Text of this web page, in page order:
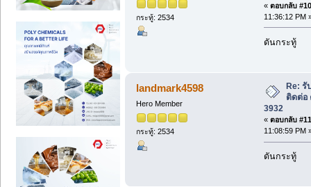
กระทู้: 2534
« ตอบกลับ
11:36:12 PM
ดันกระทู้
landmark4598
Hero Member
กระทู้: 2534
Re: รั
ติดต่อ
3932
« ตอบกลับ
11:08:59 PM
ดันกระทู้